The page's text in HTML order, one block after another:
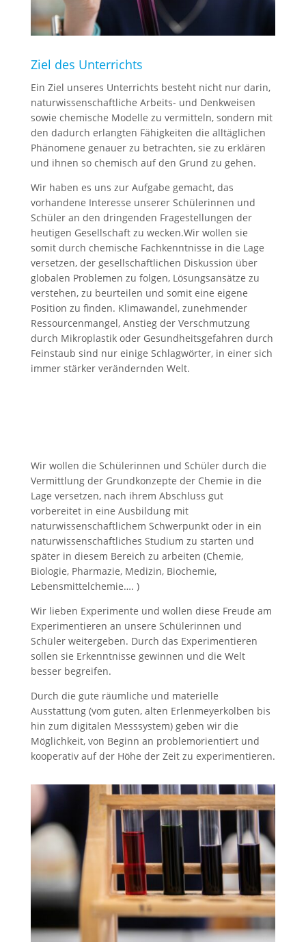
Ziel des Unterrichts
Ein Ziel unseres Unterrichts besteht nicht nur darin,
naturwissenschaftliche Arbeits- und Denkweisen
sowie chemische Modelle zu vermitteln, sondern mit
den dadurch erlangten Fähigkeiten die alltäglichen
Phänomene genauer zu betrachten, sie zu erklären
und ihnen so chemisch auf den Grund zu gehen.
Wir haben es uns zur Aufgabe gemacht, das
vorhandene Interesse unserer Schülerinnen und
Schüler an den dringenden Fragestellungen der
heutigen Gesellschaft zu wecken.Wir wollen sie
somit durch chemische Fachkenntnisse in die Lage
versetzen, der gesellschaftlichen Diskussion über
globalen Problemen zu folgen, Lösungsansätze zu
verstehen, zu beurteilen und somit eine eigene
Position zu finden. Klimawandel, zunehmender
Ressourcenmangel, Anstieg der Verschmutzung
durch Mikroplastik oder Gesundheitsgefahren durch
Feinstaub sind nur einige Schlagwörter, in einer sich
immer stärker verändernden Welt.
Wir wollen die Schülerinnen und Schüler durch die
Vermittlung der Grundkonzepte der Chemie in die
Lage versetzen, nach ihrem Abschluss gut
vorbereitet in eine Ausbildung mit
naturwissenschaftlichem Schwerpunkt oder in ein
naturwissenschaftliches Studium zu starten und
später in diesem Bereich zu arbeiten (Chemie,
Biologie, Pharmazie, Medizin, Biochemie,
Lebensmittelchemie…. )
Wir lieben Experimente und wollen diese Freude am
Experimentieren an unsere Schülerinnen und
Schüler weitergeben. Durch das Experimentieren
sollen sie Erkenntnisse gewinnen und die Welt
besser begreifen.
Durch die gute räumliche und materielle
Ausstattung (vom guten, alten Erlenmeyerkolben bis
hin zum digitalen Messsystem) geben wir die
Möglichkeit, von Beginn an problemorientiert und
kooperativ auf der Höhe der Zeit zu experimentieren.